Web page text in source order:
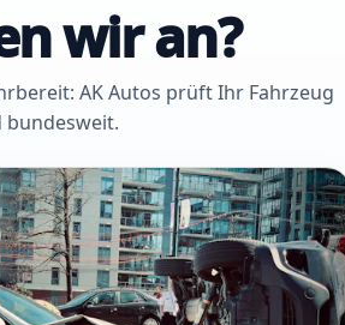
wir an?
AK Autos prüft Ihr Fahrzeug
bundesweit.